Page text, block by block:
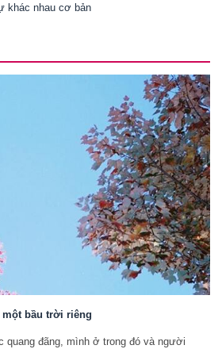
khác nhau cơ bản
bầu trời riêng
quang đãng, mình ở trong đó và người